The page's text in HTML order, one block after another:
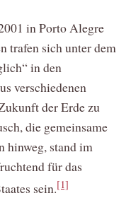
in Porto Alegre
trafen sich unter dem
in den
verschiedenen
der Erde zu
die gemeinsame
hinweg, stand im
für das
sein.[1]